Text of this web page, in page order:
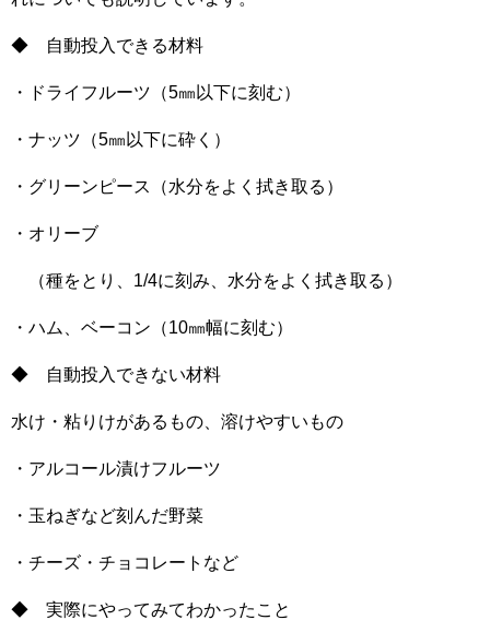
◆ 自動投入できる材料
・ドライフルーツ（5㎜以下に刻む）
・ナッツ（5㎜以下に砕く）
・グリーンピース（水分をよく拭き取る）
・オリーブ
（種をとり、1/4に刻み、水分をよく拭き取る）
・ハム、ベーコン（10㎜幅に刻む）
◆ 自動投入できない材料
水け・粘りけがあるもの、溶けやすいもの
・アルコール漬けフルーツ
・玉ねぎなど刻んだ野菜
・チーズ・チョコレートなど
◆ 実際にやってみてわかったこと